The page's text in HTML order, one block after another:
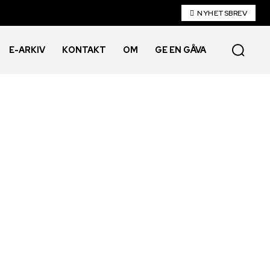
NYHETSBREV
E-ARKIV KONTAKT OM GE EN GÅVA